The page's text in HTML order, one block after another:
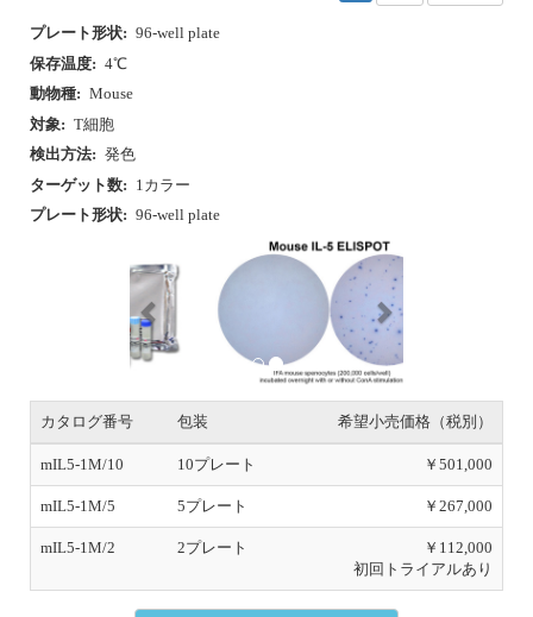
プレート形状: 96-well plate
保存温度: 4℃
動物種: Mouse
対象: T細胞
検出方法: 発色
ターゲット数: 1カラー
プレート形状: 96-well plate
r
e
v
i
o
s
N
e
x
t
カタログ番号 包装 希望小売価格（税別）
mIL5-1M/10 10プレート ￥501,000
mIL5-1M/5 5プレート ￥267,000
mIL5-1M/2 2プレート
￥112,000
初回トライアルあり